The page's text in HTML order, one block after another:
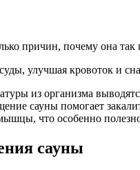
причин, почему она так
улучшая кровоток и
из организма
сауны помогает
что особенно
сауны